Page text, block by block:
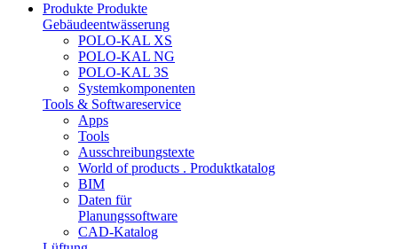
Produkte Produkte
Gebäudeentwässerung
POLO-KAL XS
POLO-KAL NG
POLO-KAL 3S
Systemkomponenten
Tools & Softwareservice
Apps
Tools
Ausschreibungstexte
World of products . Produktkatalog
BIM
Daten für
Planungssoftware
CAD-Katalog